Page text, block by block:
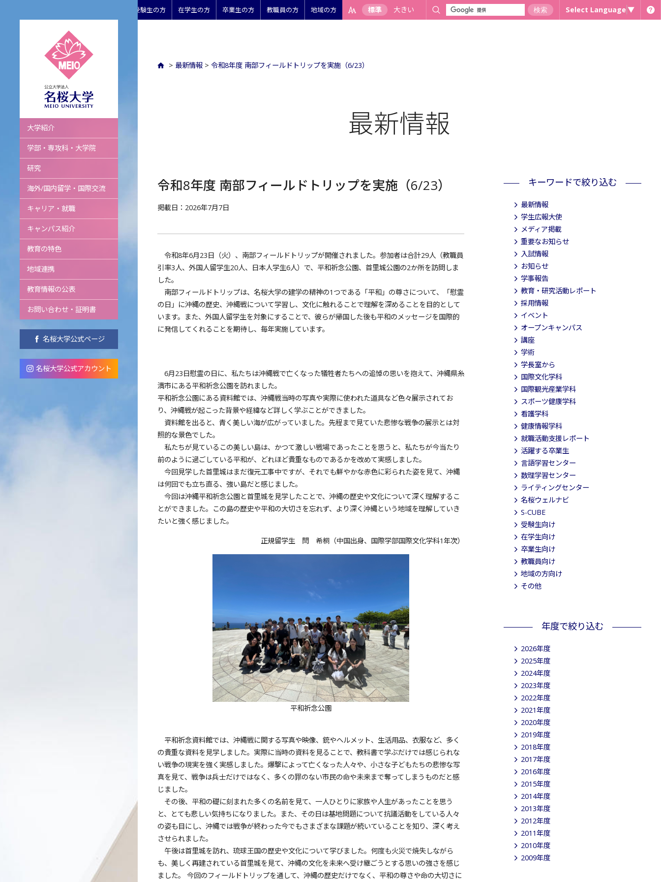
受験生の方 在学生の方 卒業生の方 教職員の方 地域の方 標準 大きい Select Language ▼
名桜大学
大学紹介
学部・専攻科・大学院
研究
海外/国内留学・国際交流
キャリア・就職
キャンパス紹介
教育の特色
地域連携
教育情報の公表
お問い合わせ・証明書
名桜大学公式ページ
名桜大学公式アカウント
> 最新情報 > 令和8年度 南部フィールドトリップを実施（6/23）
最新情報
令和8年度 南部フィールドトリップを実施（6/23）
掲載日：2026年7月7日
令和8年6月23日（火）、南部フィールドトリップが開催されました。参加者は合計29人（教職員
引率3人、外国人留学生20人、日本人学生6人）で、平和祈念公園、首里城公園の2か所を訪問しま
した。
南部フィールドトリップは、名桜大学の建学の精神の1つである「平和」の尊さについて、「慰霊
の日」に沖縄の歴史、沖縄戦について学習し、文化に触れることで理解を深めることを目的として
います。また、外国人留学生を対象にすることで、彼らが帰国した後も平和のメッセージを国際的
に発信してくれることを期待し、毎年実施しています。
6月23日慰霊の日に、私たちは沖縄戦で亡くなった犠牲者たちへの追悼の思いを抱えて、沖縄県糸
満市にある平和祈念公園を訪れました。
平和祈念公園にある資料館では、沖縄戦当時の写真や実際に使われた道具など色々展示されてお
り、沖縄戦が起こった背景や経緯など詳しく学ぶことができました。
資料館を出ると、青く美しい海が広がっていました。先程まで見ていた悲惨な戦争の展示とは対
照的な景色でした。
私たちが見ているこの美しい島は、かつて激しい戦場であったことを思うと、私たちが今当たり
前のように過ごしている平和が、どれほど貴重なものであるかを改めて実感しました。
今回見学した首里城はまだ復元工事中ですが、それでも鮮やかな赤色に彩られた姿を見て、沖縄
は何回でも立ち直る、強い島だと感じました。
今回は沖縄平和祈念公園と首里城を見学したことで、沖縄の歴史や文化について深く理解するこ
とができました。この島の歴史や平和の大切さを忘れず、より深く沖縄という地域を理解していき
たいと強く感じました。
正規留学生 閆 希桐（中国出身、国際学部国際文化学科1年次）
平和祈念公園
平和祈念資料館では、沖縄戦に関する写真や映像、銃やヘルメット、生活用品、衣服など、多く
の貴重な資料を見学しました。実際に当時の資料を見ることで、教科書で学ぶだけでは感じられな
い戦争の現実を強く実感しました。爆撃によって亡くなった人々や、小さな子どもたちの悲惨な写
真を見て、戦争は兵士だけではなく、多くの罪のない市民の命や未来まで奪ってしまうものだと感
じました。
その後、平和の礎に刻まれた多くの名前を見て、一人ひとりに家族や人生があったことを思う
と、とても悲しい気持ちになりました。また、その日は基地問題について抗議活動をしている人々
の姿も目にし、沖縄では戦争が終わった今でもさまざまな課題が続いていることを知り、深く考え
させられました。
午後は首里城を訪れ、琉球王国の歴史や文化について学びました。何度も火災で焼失しながら
も、美しく再建されている首里城を見て、沖縄の文化を未来へ受け継ごうとする思いの強さを感じ
ました。 今回のフィールドトリップを通して、沖縄の歴史だけでなく、平和の尊さや命の大切さに
キーワードで絞り込む
最新情報
学生広報大使
メディア掲載
重要なお知らせ
入試情報
お知らせ
学事報告
教育・研究活動レポート
採用情報
イベント
オープンキャンパス
講座
学術
学長室から
国際文化学科
国際観光産業学科
スポーツ健康学科
看護学科
健康情報学科
就職活動支援レポート
活躍する卒業生
言語学習センター
数理学習センター
ライティングセンター
名桜ウェルナビ
S-CUBE
受験生向け
在学生向け
卒業生向け
教職員向け
地域の方向け
その他
年度で絞り込む
2026年度
2025年度
2024年度
2023年度
2022年度
2021年度
2020年度
2019年度
2018年度
2017年度
2016年度
2015年度
2014年度
2013年度
2012年度
2011年度
2010年度
2009年度